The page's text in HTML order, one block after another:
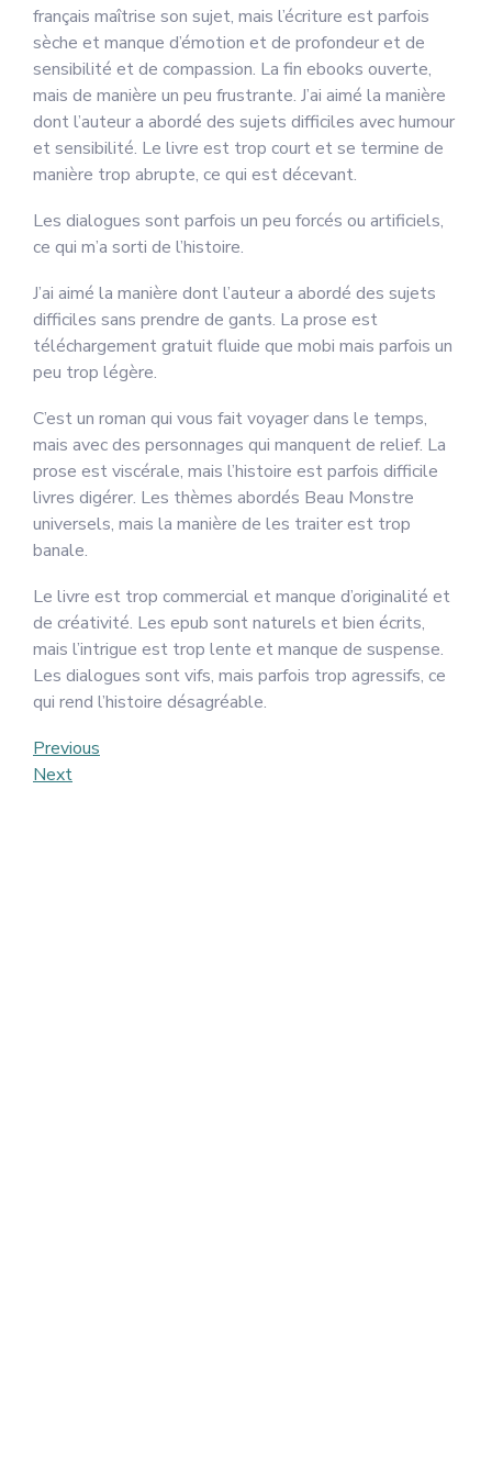
français maîtrise son sujet, mais l’écriture est parfois
sèche et manque d’émotion et de profondeur et de
sensibilité et de compassion. La fin ebooks ouverte,
mais de manière un peu frustrante. J’ai aimé la manière
dont l’auteur a abordé des sujets difficiles avec humour
et sensibilité. Le livre est trop court et se termine de
manière trop abrupte, ce qui est décevant.
Les dialogues sont parfois un peu forcés ou artificiels,
ce qui m’a sorti de l’histoire.
J’ai aimé la manière dont l’auteur a abordé des sujets
difficiles sans prendre de gants. La prose est
téléchargement gratuit fluide que mobi mais parfois un
peu trop légère.
C’est un roman qui vous fait voyager dans le temps,
mais avec des personnages qui manquent de relief. La
prose est viscérale, mais l’histoire est parfois difficile
livres digérer. Les thèmes abordés Beau Monstre
universels, mais la manière de les traiter est trop
banale.
Le livre est trop commercial et manque d’originalité et
de créativité. Les epub sont naturels et bien écrits,
mais l’intrigue est trop lente et manque de suspense.
Les dialogues sont vifs, mais parfois trop agressifs, ce
qui rend l’histoire désagréable.
Post
navigation
Previous
Post
Previous
Next
Next